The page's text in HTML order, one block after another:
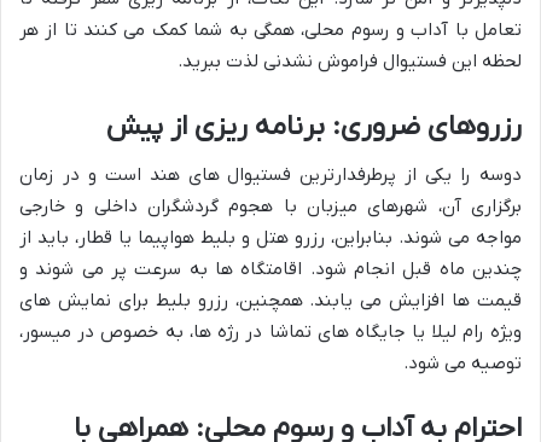
تعامل با آداب و رسوم محلی، همگی به شما کمک می کنند تا از هر
لحظه این فستیوال فراموش نشدنی لذت ببرید.
رزروهای ضروری: برنامه ریزی از پیش
دوسه را یکی از پرطرفدارترین فستیوال های هند است و در زمان
برگزاری آن، شهرهای میزبان با هجوم گردشگران داخلی و خارجی
مواجه می شوند. بنابراین، رزرو هتل و بلیط هواپیما یا قطار، باید از
چندین ماه قبل انجام شود. اقامتگاه ها به سرعت پر می شوند و
قیمت ها افزایش می یابند. همچنین، رزرو بلیط برای نمایش های
ویژه رام لیلا یا جایگاه های تماشا در رژه ها، به خصوص در میسور،
توصیه می شود.
احترام به آداب و رسوم محلی: همراهی با